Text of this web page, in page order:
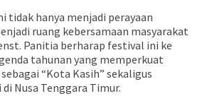
tidak hanya menjadi perayaan
ruang kebersamaan masyarakat
Panitia berharap festival ini ke
tahunan yang memperkuat
“Kota Kasih” sekaligus
Nusa Tenggara Timur.